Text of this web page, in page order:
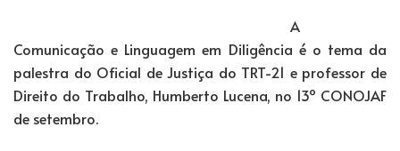
A
Comunicação e Linguagem em Diligência é o tema da
palestra do Oficial de Justiça do TRT-21 e professor de
Direito do Trabalho, Humberto Lucena, no 13º CONOJAF
de setembro.